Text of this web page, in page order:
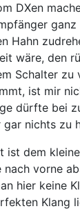
DXen
Hahn
wäre, den
Schalter zu
ist mir
dürfte bei
nichts zu
ist dem
vorne
hier keine
Klang